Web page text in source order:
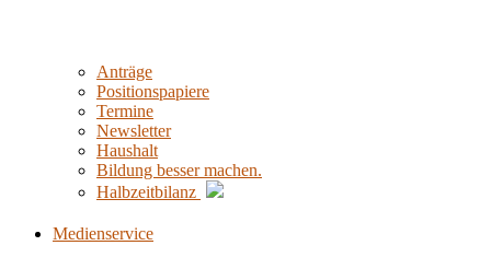
Anträge
Positionspapiere
Termine
Newsletter
Haushalt
Bildung besser machen.
Halbzeitbilanz
Medienservice